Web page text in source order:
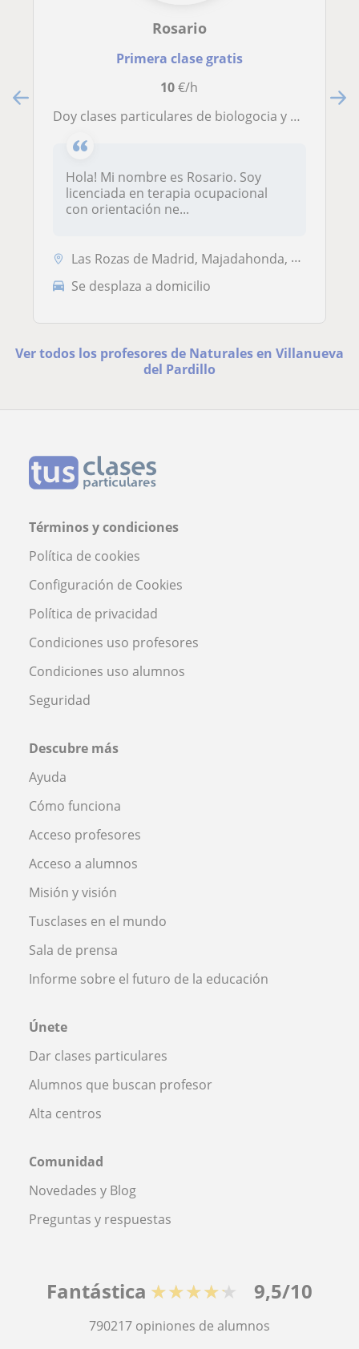
Rosario
Primera clase gratis
10€/h
Doy clases particulares de biologocia y ciencias naturales para primaria
Hola! Mi nombre es Rosario. Soy
licenciada en terapia ocupacional
con orientación ne...
Las Rozas de Madrid, Majadahonda, Boadilla del Monte, Pozuelo de Alarc...
Se desplaza a domicilio
Ver todos los profesores de Naturales en Villanueva
del Pardillo
Términos y condiciones
Política de cookies
Configuración de Cookies
Política de privacidad
Condiciones uso profesores
Condiciones uso alumnos
Seguridad
Descubre más
Ayuda
Cómo funciona
Acceso profesores
Acceso a alumnos
Misión y visión
Tusclases en el mundo
Sala de prensa
Informe sobre el futuro de la educación
Únete
Dar clases particulares
Alumnos que buscan profesor
Alta centros
Comunidad
Novedades y Blog
Preguntas y respuestas
Fantástica ★★★★★ 9,5/10
790217 opiniones de alumnos